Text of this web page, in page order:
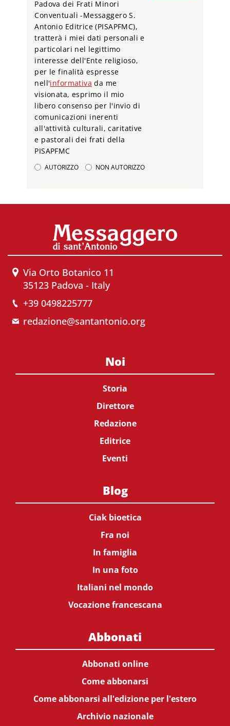
Padova dei Frati Minori
Conventuali -Messaggero S.
Antonio Editrice (PISAPFMC),
tratterà i miei dati personali e
particolari nel legittimo
interesse dell'Ente religioso,
per le finalità espresse
nell'informativa da me
visionata, esprimo il mio
libero consenso per l'invio di
comunicazioni inerenti
all'attività culturali, caritative
e pastorali dei frati della
PISAPFMC
AUTORIZZO NON AUTORIZZO
Via Orto Botanico 11
35123 Padova - Italy
+39 0498225777
redazione@santantonio.org
Noi
Storia
Direttore
Redazione
Editrice
Eventi
Blog
Ciak bioetica
Fra noi
In famiglia
In una foto
Italiani nel mondo
Vocazione francescana
Abbonati
Abbonati online
Come abbonarsi
Come abbonarsi all'edizione per l'estero
Archivio nazionale